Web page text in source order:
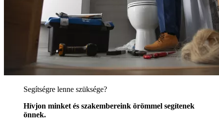
Segítségre lenne szüksége?
Hívjon minket és szakembereink örömmel segítenek
önnek.